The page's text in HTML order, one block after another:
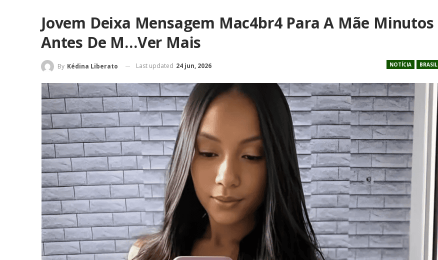
Jovem Deixa Mensagem Mac4br4 Para A Mãe Minutos
Antes De M…Ver Mais
NOTÍCIA BRASIL
By Kédina Liberato Last updated 24 jun, 2026